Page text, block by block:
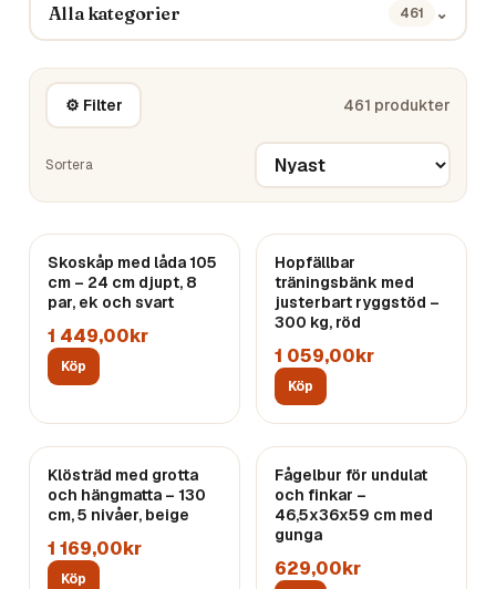
Alla kategorier 461 ⌄
⚙ Filter 461 produkter
Sortera
Skoskåp med låda 105
cm – 24 cm djupt, 8
par, ek och svart
1 449,00kr
Köp
Hopfällbar
träningsbänk med
justerbart ryggstöd –
300 kg, röd
1 059,00kr
Köp
Klösträd med grotta
och hängmatta – 130
cm, 5 nivåer, beige
1 169,00kr
Köp
Fågelbur för undulat
och finkar –
46,5x36x59 cm med
gunga
629,00kr